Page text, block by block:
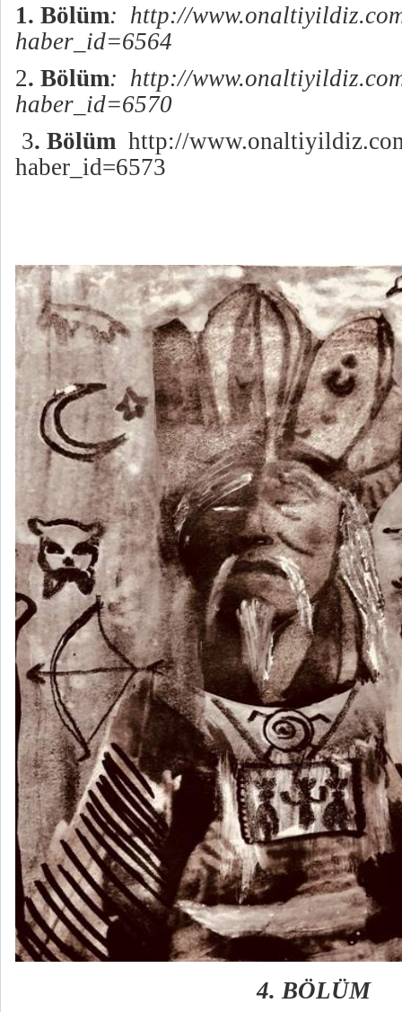
1. Bölüm: http://
haber_id=6564
2. Bölüm: http://
haber_id=6570
3. Bölüm http://
haber_id=6573
4. BÖLÜM